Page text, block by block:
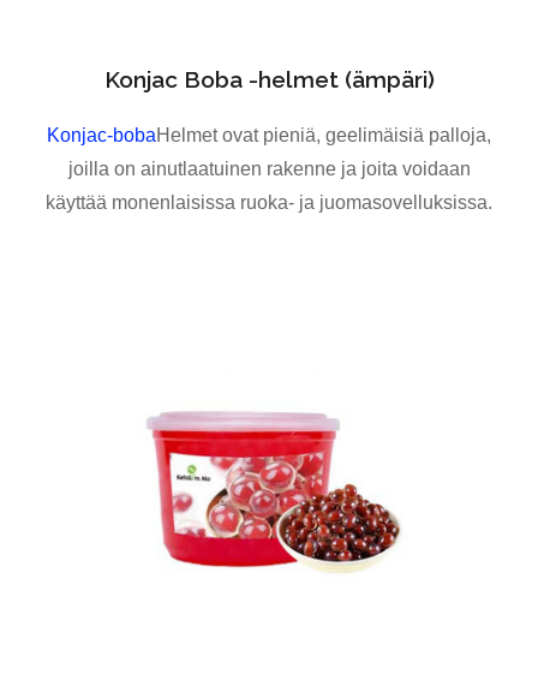
Konjac Boba -helmet (ämpäri)
Konjac-bobaHelmet ovat pieniä, geelimäisiä palloja,
joilla on ainutlaatuinen rakenne ja joita voidaan
käyttää monenlaisissa ruoka- ja juomasovelluksissa.